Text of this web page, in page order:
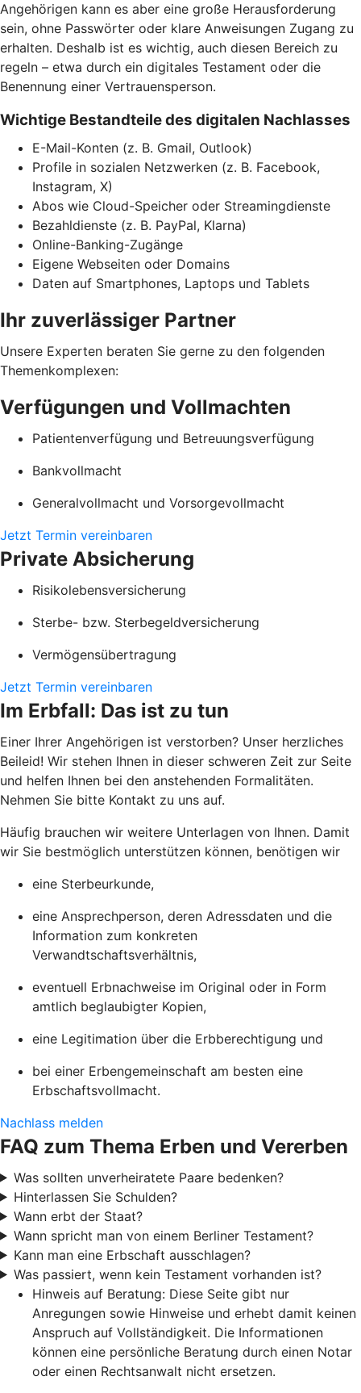
Angehörigen kann es aber eine große Herausforderung
sein, ohne Passwörter oder klare Anweisungen Zugang zu
erhalten. Deshalb ist es wichtig, auch diesen Bereich zu
regeln – etwa durch ein digitales Testament oder die
Benennung einer Vertrauensperson.
Wichtige Bestandteile des digitalen Nachlasses
E-Mail-Konten (z. B. Gmail, Outlook)
Profile in sozialen Netzwerken (z. B. Facebook,
Instagram, X)
Abos wie Cloud-Speicher oder Streamingdienste
Bezahldienste (z. B. PayPal, Klarna)
Online-Banking-Zugänge
Eigene Webseiten oder Domains
Daten auf Smartphones, Laptops und Tablets
Ihr zuverlässiger Partner
Unsere Experten beraten Sie gerne zu den folgenden
Themenkomplexen:
Verfügungen und Vollmachten
Patientenverfügung und Betreuungsverfügung
Bankvollmacht
Generalvollmacht und Vorsorgevollmacht
Jetzt Termin vereinbaren
Private Absicherung
Risikolebensversicherung
Sterbe- bzw. Sterbegeldversicherung
Vermögensübertragung
Jetzt Termin vereinbaren
Im Erbfall: Das ist zu tun
Einer Ihrer Angehörigen ist verstorben? Unser herzliches
Beileid! Wir stehen Ihnen in dieser schweren Zeit zur Seite
und helfen Ihnen bei den anstehenden Formalitäten.
Nehmen Sie bitte Kontakt zu uns auf.
Häufig brauchen wir weitere Unterlagen von Ihnen. Damit
wir Sie bestmöglich unterstützen können, benötigen wir
eine Sterbeurkunde,
eine Ansprechperson, deren Adressdaten und die
Information zum konkreten
Verwandtschaftsverhältnis,
eventuell Erbnachweise im Original oder in Form
amtlich beglaubigter Kopien,
eine Legitimation über die Erbberechtigung und
bei einer Erbengemeinschaft am besten eine
Erbschaftsvollmacht.
Nachlass melden
FAQ zum Thema Erben und Vererben
Was sollten unverheiratete Paare bedenken?
Hinterlassen Sie Schulden?
Wann erbt der Staat?
Wann spricht man von einem Berliner Testament?
Kann man eine Erbschaft ausschlagen?
Was passiert, wenn kein Testament vorhanden ist?
Hinweis auf Beratung: Diese Seite gibt nur
Anregungen sowie Hinweise und erhebt damit keinen
Anspruch auf Vollständigkeit. Die Informationen
können eine persönliche Beratung durch einen Notar
oder einen Rechtsanwalt nicht ersetzen.